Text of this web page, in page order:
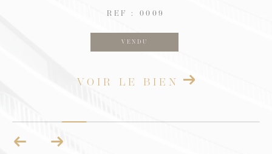
REF : 690
VOIR LE BIEN